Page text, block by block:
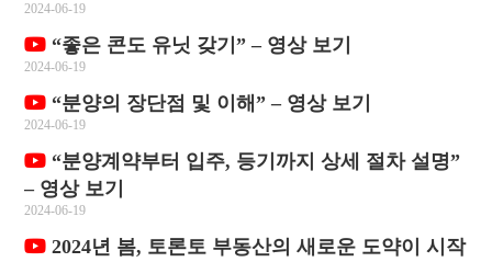
2024-06-19
“좋은 콘도 유닛 갖기” – 영상 보기
2024-06-19
“분양의 장단점 및 이해” – 영상 보기
2024-06-19
“분양계약부터 입주, 등기까지 상세 절차 설명”
– 영상 보기
2024-06-19
2024년 봄, 토론토 부동산의 새로운 도약이 시작